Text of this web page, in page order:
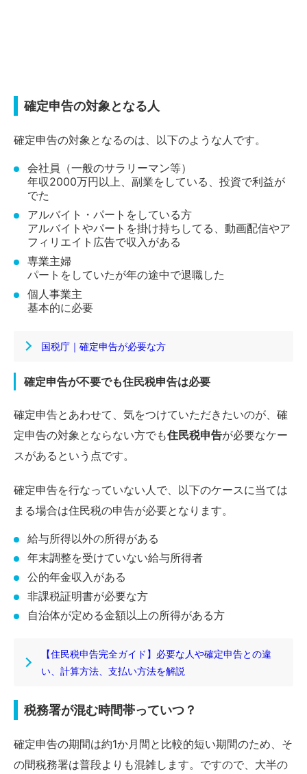
確定申告の対象となる人
確定申告の対象となるのは、以下のような人です。
会社員（一般のサラリーマン等）
年収2000万円以上、副業をしている、投資で利益が
でた
アルバイト・パートをしている方
アルバイトやパートを掛け持ちしてる、動画配信やア
フィリエイト広告で収入がある
専業主婦
パートをしていたが年の途中で退職した
個人事業主
基本的に必要
国税庁｜確定申告が必要な方
確定申告が不要でも住民税申告は必要
確定申告とあわせて、気をつけていただきたいのが、確
定申告の対象とならない方でも住民税申告が必要なケー
スがあるという点です。
確定申告を行なっていない人で、以下のケースに当ては
まる場合は住民税の申告が必要となります。
給与所得以外の所得がある
年末調整を受けていない給与所得者
公的年金収入がある
非課税証明書が必要な方
自治体が定める金額以上の所得がある方
【住民税申告完全ガイド】必要な人や確定申告との違
い、計算方法、支払い方法を解説
税務署が混む時間帯っていつ？
確定申告の期間は約1か月間と比較的短い期間のため、そ
の間税務署は普段よりも混雑します。ですので、大半の